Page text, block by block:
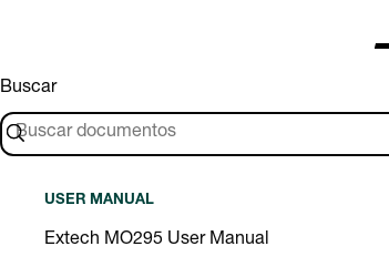
Buscar
USER MANUAL
Extech MO295 User Manual